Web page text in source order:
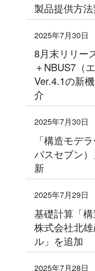
製品提供方
2025年7月30日
8月末リリー
＋NBUS7（
Ver.4.1の新
介
2025年7月30日
「構造モデ
バスセブン
新
2025年7月29日
基礎計算「構
株式会社北
ル」を追加
2025年7月28日